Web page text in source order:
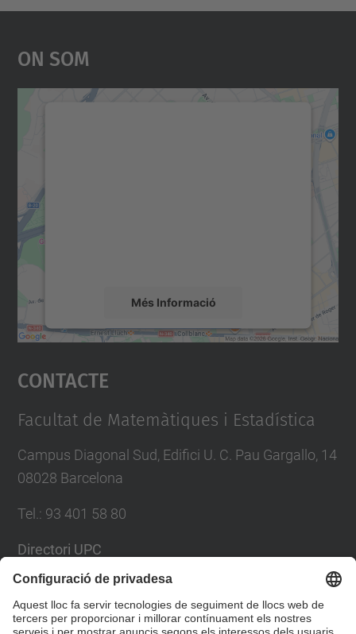
On Som
Més Informació
Accepta
powered by
Contacte
Facultat de Matemàtiques i Estadística
Campus Diagonal Sud, Edifici U. C. Pau Gargallo, 14
08028 Barcelona
Tel. : 93 401 58 80
Directori UPC
Formulari de contacte